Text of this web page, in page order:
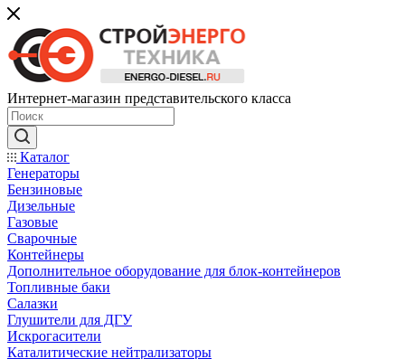
Интернет-магазин представительского класса
Каталог
Генераторы
Бензиновые
Дизельные
Газовые
Сварочные
Контейнеры
Дополнительное оборудование для блок-контейнеров
Топливные баки
Салазки
Глушители для ДГУ
Искрогасители
Каталитические нейтрализаторы